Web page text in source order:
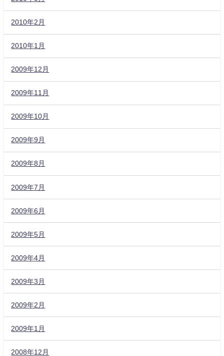
2010年2月
2010年1月
2009年12月
2009年11月
2009年10月
2009年9月
2009年8月
2009年7月
2009年6月
2009年5月
2009年4月
2009年3月
2009年2月
2009年1月
2008年12月